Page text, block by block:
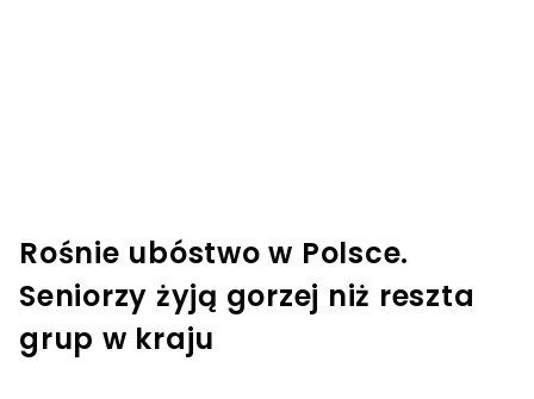
Rośnie ubóstwo w Polsce.
Seniorzy żyją gorzej niż reszta
grup w kraju